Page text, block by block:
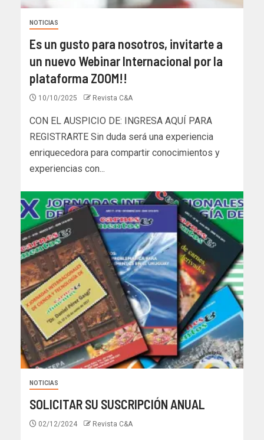
NOTICIAS
Es un gusto para nosotros, invitarte a
un nuevo Webinar Internacional por la
plataforma ZOOM!!
10/10/2025 Revista C&A
CON EL AUSPICIO DE: INGRESA AQUÍ PARA
REGISTRARTE Sin duda será una experiencia
enriquecedora para compartir conocimientos y
experiencias con...
NOTICIAS
SOLICITAR SU SUSCRIPCIÓN ANUAL
02/12/2024 Revista C&A